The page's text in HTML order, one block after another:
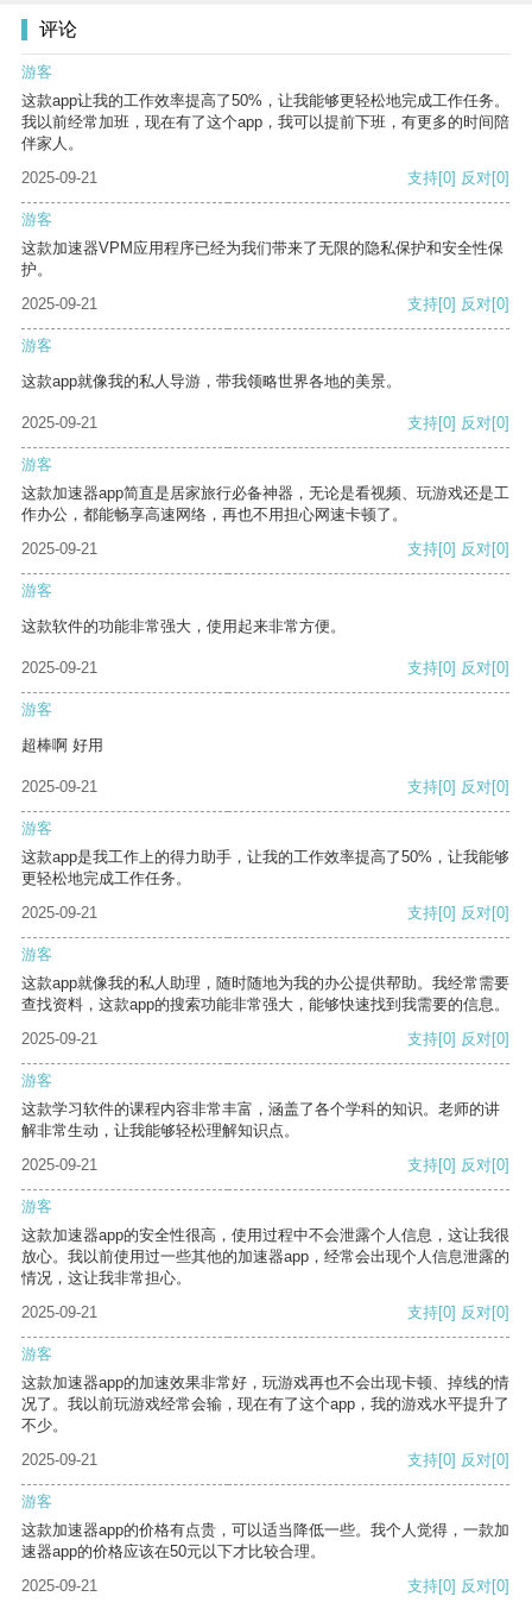
评论
游客
这款app让我的工作效率提高了50%，让我能够更轻松地完成工作任务。
我以前经常加班，现在有了这个app，我可以提前下班，有更多的时间陪
伴家人。
2025-09-21
支持[0] 反对[0]
游客
这款加速器VPM应用程序已经为我们带来了无限的隐私保护和安全性保
护。
2025-09-21
支持[0] 反对[0]
游客
这款app就像我的私人导游，带我领略世界各地的美景。
2025-09-21 支持[0] 反对[0]
游客
这款加速器app简直是居家旅行必备神器，无论是看视频、玩游戏还是工
作办公，都能畅享高速网络，再也不用担心网速卡顿了。
2025-09-21
支持[0] 反对[0]
游客
这款软件的功能非常强大，使用起来非常方便。
2025-09-21 支持[0] 反对[0]
游客
超棒啊 好用
2025-09-21 支持[0] 反对[0]
游客
这款app是我工作上的得力助手，让我的工作效率提高了50%，让我能够
更轻松地完成工作任务。
2025-09-21
支持[0] 反对[0]
游客
这款app就像我的私人助理，随时随地为我的办公提供帮助。我经常需要
查找资料，这款app的搜索功能非常强大，能够快速找到我需要的信息。
2025-09-21
支持[0] 反对[0]
游客
这款学习软件的课程内容非常丰富，涵盖了各个学科的知识。老师的讲
解非常生动，让我能够轻松理解知识点。
2025-09-21
支持[0] 反对[0]
游客
这款加速器app的安全性很高，使用过程中不会泄露个人信息，这让我很
放心。我以前使用过一些其他的加速器app，经常会出现个人信息泄露的
情况，这让我非常担心。
2025-09-21
支持[0] 反对[0]
游客
这款加速器app的加速效果非常好，玩游戏再也不会出现卡顿、掉线的情
况了。我以前玩游戏经常会输，现在有了这个app，我的游戏水平提升了
不少。
2025-09-21
支持[0] 反对[0]
游客
这款加速器app的价格有点贵，可以适当降低一些。我个人觉得，一款加
速器app的价格应该在50元以下才比较合理。
2025-09-21
支持[0] 反对[0]